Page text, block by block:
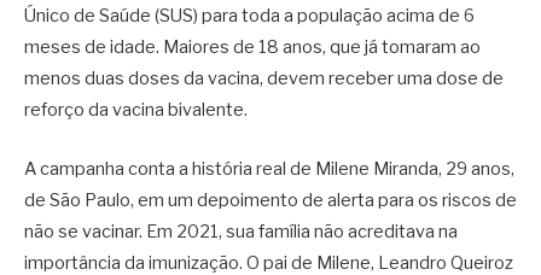
Único de Saúde (SUS) para toda a população acima de 6
meses de idade. Maiores de 18 anos, que já tomaram ao
menos duas doses da vacina, devem receber uma dose de
reforço da vacina bivalente.
A campanha conta a história real de Milene Miranda, 29 anos,
de São Paulo, em um depoimento de alerta para os riscos de
não se vacinar. Em 2021, sua família não acreditava na
importância da imunização. O pai de Milene, Leandro Queiroz